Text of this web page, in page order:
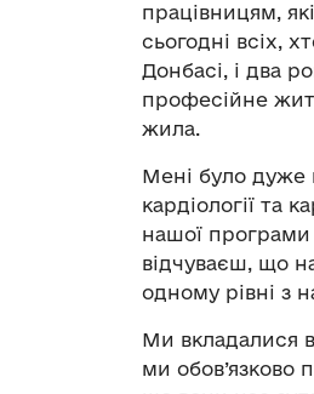
працівницям,
сьогодні всіх,
Донбасі, і два
професійне
жила.
Мені було дуже
кардіології та
нашої програми
відчуваєш, що
одному рівні з
Ми вкладалися
ми обов’язково